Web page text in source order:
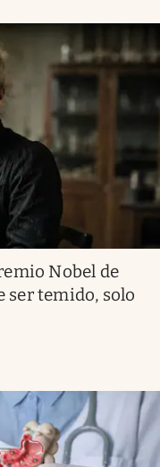
Nobel de
ser temido, solo